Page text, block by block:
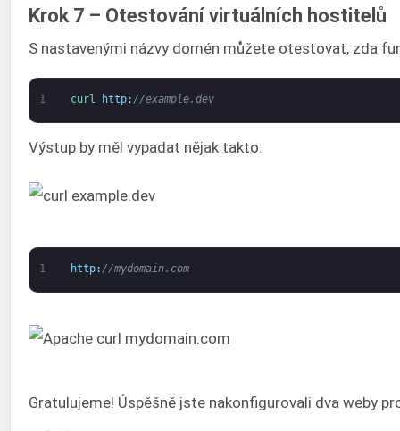
Krok 7 – Otestování virtuálních hostitelů
S nastavenými názvy domén můžete otestovat, zda
1 curl http: //example.dev
Výstup by měl vypadat nějak takto:
1 http: //mydomain.com
Gratulujeme! Úspěšně jste nakonfigurovali dva weby